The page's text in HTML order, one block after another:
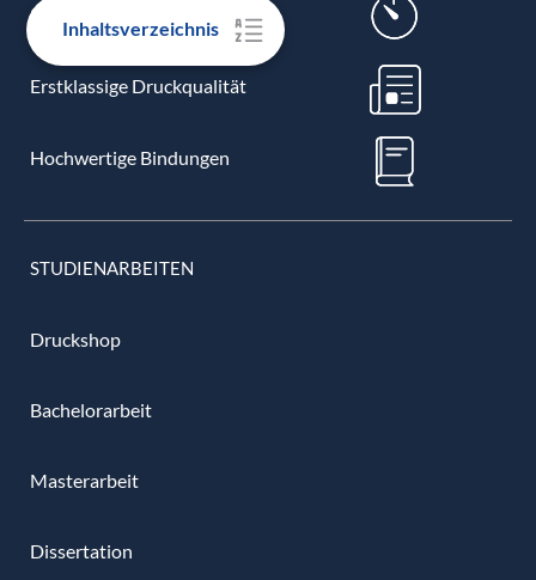
Inhaltsverzeichnis
24h-Express-Versand GRATIS
Erstklassige Druckqualität
Hochwertige Bindungen
STUDIENARBEITEN
Druckshop
Bachelorarbeit
Masterarbeit
Dissertation